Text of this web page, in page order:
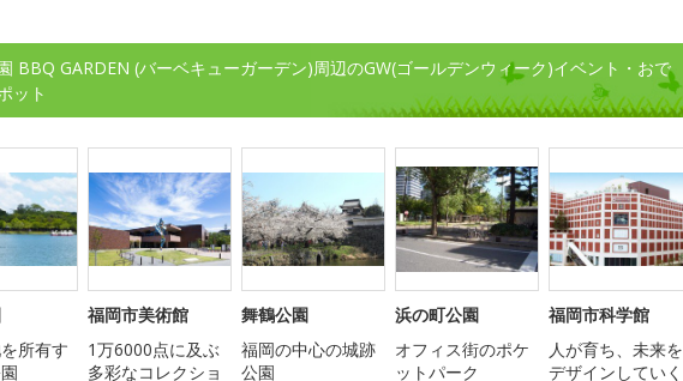
BBQ GARDEN (バーベキューガーデン)周辺のGW(ゴールデンウィーク)イベント・おで
ット
所有す
福岡市美術館
1万6000点に及ぶ
多彩なコレクショ
舞鶴公園
福岡の中心の城跡
公園
浜の町公園
オフィス街のポケ
ットパーク
福岡市科学館
人が育ち、未来を
デザインしていく